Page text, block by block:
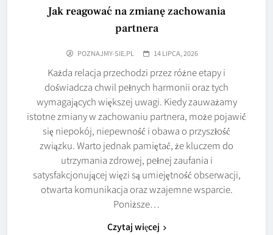
Jak reagować na zmianę zachowania
partnera
POZNAJMY-SIE.PL 14 LIPCA, 2026
Każda relacja przechodzi przez różne etapy i
doświadcza chwil pełnych harmonii oraz tych
wymagających większej uwagi. Kiedy zauważamy
istotne zmiany w zachowaniu partnera, może pojawić
się niepokój, niepewność i obawa o przyszłość
związku. Warto jednak pamiętać, że kluczem do
utrzymania zdrowej, pełnej zaufania i
satysfakcjonującej więzi są umiejętność obserwacji,
otwarta komunikacja oraz wzajemne wsparcie.
Poniższe…
Czytaj więcej